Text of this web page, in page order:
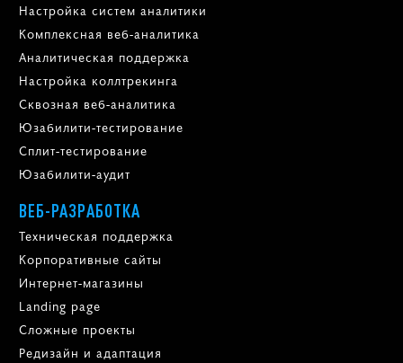
Настройка систем аналитики
Комплексная веб-аналитика
Аналитическая поддержка
Настройка коллтрекинга
Сквозная веб-аналитика
Юзабилити-тестирование
Сплит-тестирование
Юзабилити-аудит
ВЕБ-РАЗРАБОТКА
Техническая поддержка
Корпоративные сайты
Интернет-магазины
Landing page
Сложные проекты
Редизайн и адаптация